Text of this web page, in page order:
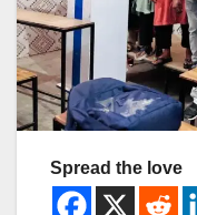
Spread the love